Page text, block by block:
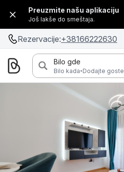
Preuzmite našu aplikaciju
Još lakše do smeštaja.
Rezervacije:+38166222630
Bilo gde
Bilo kada·Dodajte goste